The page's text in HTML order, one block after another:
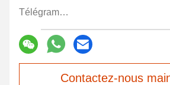
Télégramme:
Contactez-nous